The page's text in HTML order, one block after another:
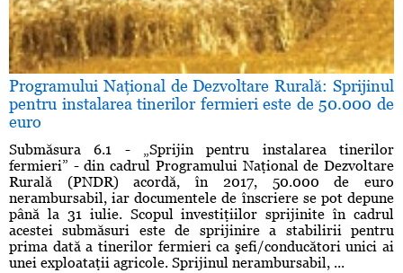
Programului Naţional de Dezvoltare Rurală: Sprijinul
pentru instalarea tinerilor fermieri este de 50.000 de
euro
Submăsura 6.1 - „Sprijin pentru instalarea tinerilor
fermieri” - din cadrul Programului Naţional de Dezvoltare
Rurală (PNDR) acordă, în 2017, 50.000 de euro
nerambursabil, iar documentele de înscriere se pot depune
până la 31 iulie. Scopul investiţiilor sprijinite în cadrul
acestei submăsuri este de sprijinire a stabilirii pentru
prima dată a tinerilor fermieri ca şefi/conducători unici ai
unei exploataţii agricole. Sprijinul nerambursabil, ...